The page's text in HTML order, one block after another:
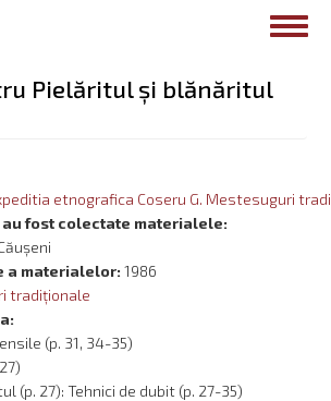
Pielăritul şi blănăritul
etnografica Coseru G. Mestesuguri
fost colectate materialele:
a materialelor: 1986
tradiţionale
(p. 31, 34-35)
(p. 27): Tehnici de dubit (p. 27-35)